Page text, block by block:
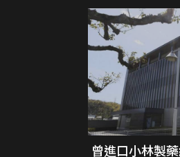
曾進口小林製